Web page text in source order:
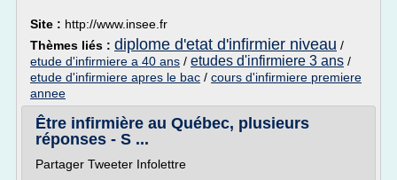
Site : http://www.insee.fr
Thèmes liés : diplome d'etat d'infirmier niveau /
etude d'infirmiere a 40 ans / etudes d'infirmiere 3 ans /
etude d'infirmiere apres le bac / cours d'infirmiere premiere
annee
Être infirmière au Québec, plusieurs
réponses - S ...
Partager Tweeter Infolettre